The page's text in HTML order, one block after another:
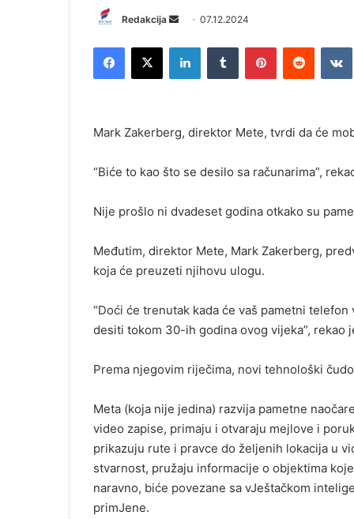
Redakcija
n
d
e
a
l
07.12.2024
Mark Zakerberg, direktor Mete, tvrdi da će
“Biće to kao što se desilo sa računarima”,
Nije prošlo ni dvadeset godina otkako su
Međutim, direktor Mete, Mark Zakerberg,
koja će preuzeti njihovu ulogu.
“Doći će trenutak kada će vaš pametni
desiti tokom 30-ih godina ovog vijeka”, rekao
Prema njegovim riječima, novi tehnološki
Meta (koja nije jedina) razvija pametne
video zapise, primaju i otvaraju mejlove i
prikazuju rute i pravce do željenih lokacija u
stvarnost, pružaju informacije o objektima
naravno, biće povezane sa vJeštačkom
primJene.